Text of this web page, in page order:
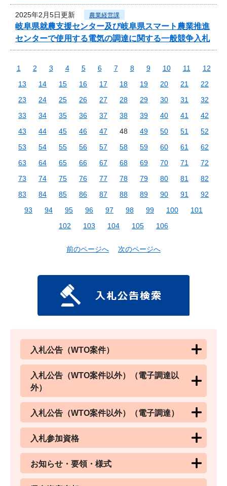
2025年2月5日更新 農業経営課
岐阜県就農支援センター及び岐阜県スマート農業推進
センターで使用する電気の調達に関する一般競争入札
1 2 3 4 5 6 7 8 9 10 11
12
13
14 15 16 17 18 19 20 21
22
23
24 25 26 27 28 29 30 31
32
33
34 35 36 37 38 39 40 41
42
43
44 45 46 47 48 49 50 51
52
53
54 55 56 57 58 59 60 61
62
63
64 65 66 67 68 69 70 71
72
73
74 75 76 77 78 79 80 81
82
83
84 85 86 87 88 89 90 91
92
93
94 95 96 97 98 99 100
101
102
103 104 105 106
前のページへ 次のページへ
入札公告（WTO案件）
入札公告（WTO案件以外）（電子調達以
外）
入札公告（WTO案件以外）（電子調達）
入札参加資格
お知らせ・要領・様式